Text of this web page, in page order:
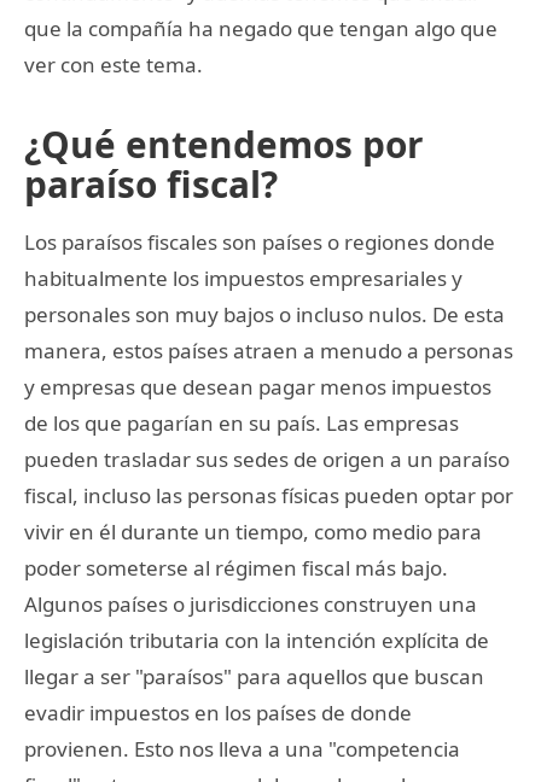
que la compañía ha negado que tengan algo que
ver con este tema.
¿Qué entendemos por
paraíso fiscal?
Los paraísos fiscales son países o regiones donde
habitualmente los impuestos empresariales y
personales son muy bajos o incluso nulos. De esta
manera, estos países atraen a menudo a personas
y empresas que desean pagar menos impuestos
de los que pagarían en su país. Las empresas
pueden trasladar sus sedes de origen a un paraíso
fiscal, incluso las personas físicas pueden optar por
vivir en él durante un tiempo, como medio para
poder someterse al régimen fiscal más bajo.
Algunos países o jurisdicciones construyen una
legislación tributaria con la intención explícita de
llegar a ser "paraísos" para aquellos que buscan
evadir impuestos en los países de donde
provienen. Esto nos lleva a una "competencia